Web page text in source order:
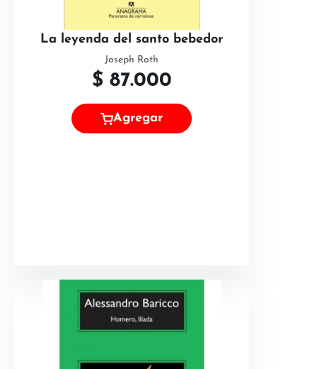
La leyenda del santo bebedor
Joseph Roth
$ 87.000
Agregar